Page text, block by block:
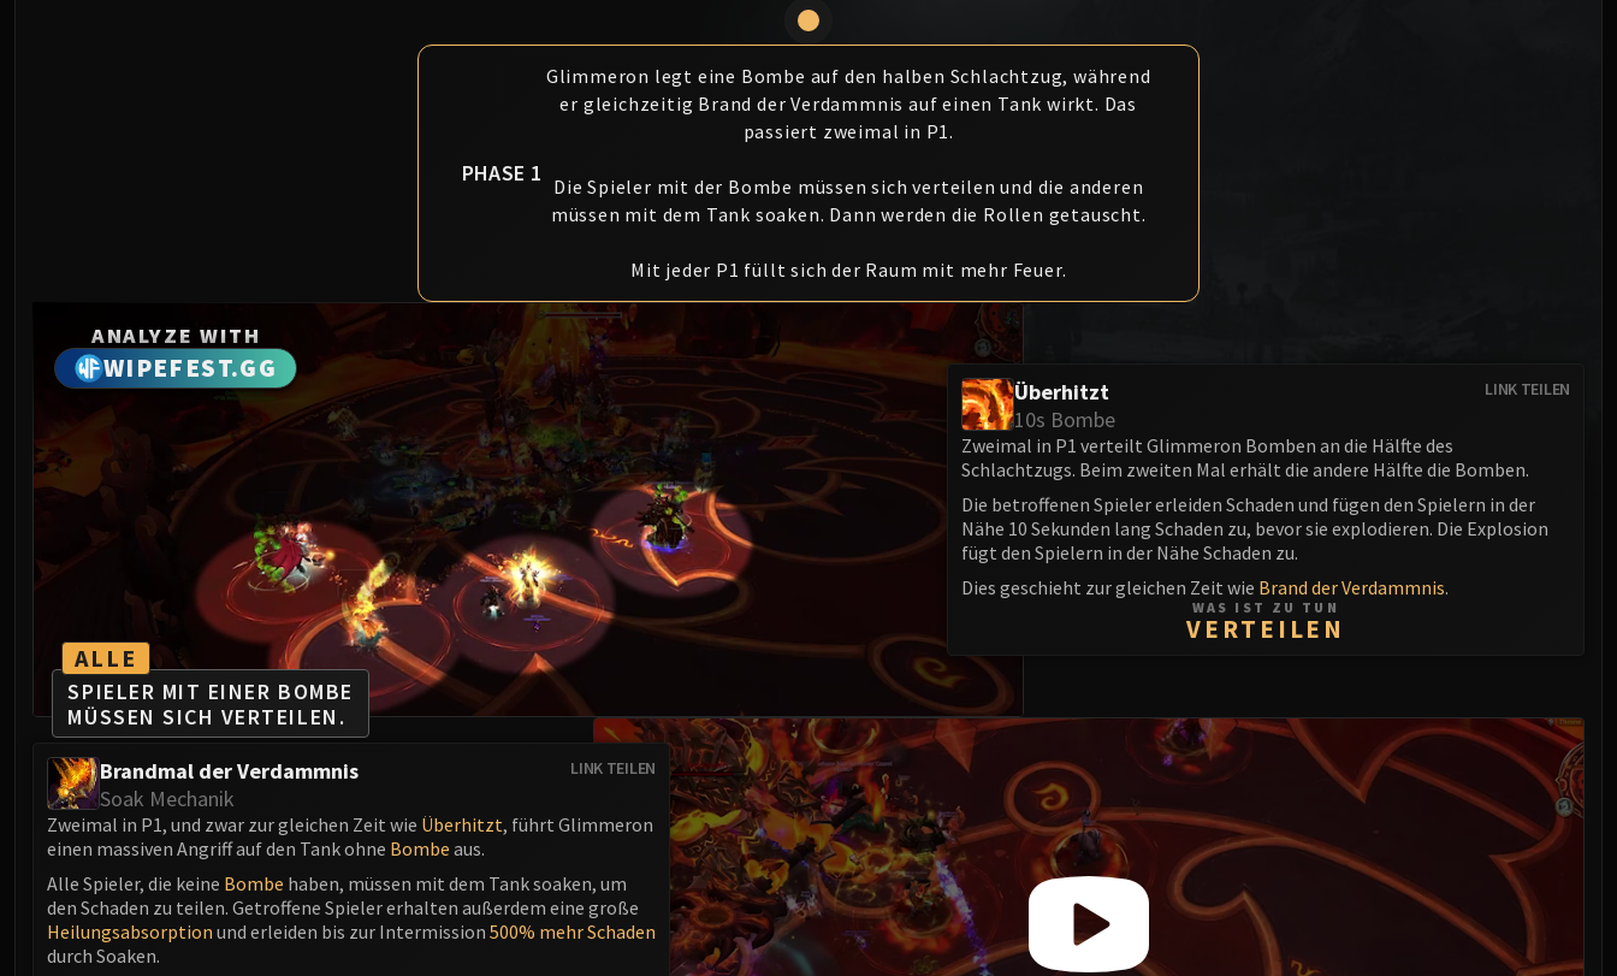
Yogg-Saron
Algalon the Observer
PHASE 1
Glimmeron legt eine Bombe auf den halben Schlachtzug, während
er gleichzeitig Brand der Verdammnis auf einen Tank wirkt. Das
passiert zweimal in P1.
Die Spieler mit der Bombe müssen sich verteilen und die anderen
müssen mit dem Tank soaken. Dann werden die Rollen getauscht.
Mit jeder P1 füllt sich der Raum mit mehr Feuer.
ALLE
SPIELER MIT EINER BOMBE
MÜSSEN SICH VERTEILEN.
ANALYZE WITH
WIPEFEST.GG
LINK TEILEN
Überhitzt
10s Bombe
Zweimal in P1 verteilt Glimmeron Bomben an die Hälfte des
Schlachtzugs. Beim zweiten Mal erhält die andere Hälfte die Bomben.
Die betroffenen Spieler erleiden Schaden und fügen den Spielern in der
Nähe 10 Sekunden lang Schaden zu, bevor sie explodieren. Die Explosion
fügt den Spielern in der Nähe Schaden zu.
Dies geschieht zur gleichen Zeit wie Brand der Verdammnis.
WAS IST ZU TUN
VERTEILEN
LINK TEILEN
Brandmal der Verdammnis
Soak Mechanik
Zweimal in P1, und zwar zur gleichen Zeit wie Überhitzt, führt Glimmeron
einen massiven Angriff auf den Tank ohne Bombe aus.
Alle Spieler, die keine Bombe haben, müssen mit dem Tank soaken, um
den Schaden zu teilen. Getroffene Spieler erhalten außerdem eine große
Heilungsabsorption und erleiden bis zur Intermission 500% mehr Schaden
durch Soaken.